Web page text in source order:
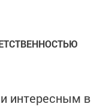
интересным в